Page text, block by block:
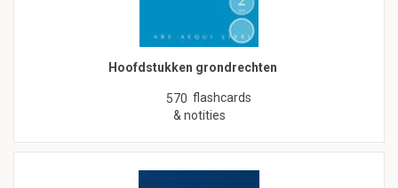
Hoofdstukken grondrechten
570 flashcards
& notities